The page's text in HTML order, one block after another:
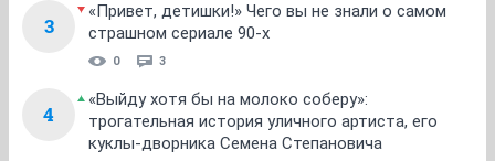
3
«Привет, детишки!» Чего вы не знали о самом
страшном сериале 90-х
0 3
4
«Выйду хотя бы на молоко соберу»:
трогательная история уличного артиста, его
куклы-дворника Семена Степановича